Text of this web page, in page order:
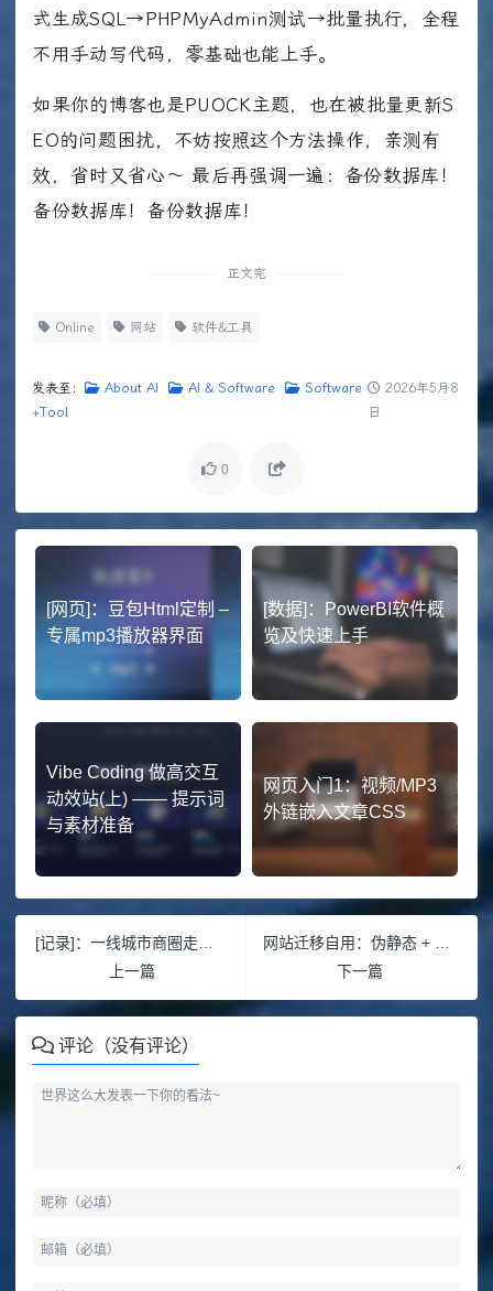
式生成SQL→PHPMyAdmin测试→批量执行，全程
不用手动写代码，零基础也能上手。
如果你的博客也是PUOCK主题，也在被批量更新S
EO的问题困扰，不妨按照这个方法操作，亲测有
效，省时又省心～ 最后再强调一遍：备份数据库！
备份数据库！备份数据库！
正文完
Online 网站 软件&工具
发表至： About AI AI & Software
Software
+Tool
2026年5月8
日
0
[网页]：豆包Html定制 –
专属mp3播放器界面
[数据]：PowerBI软件概
览及快速上手
Vibe Coding 做高交互
动效站(上) —— 提示词
与素材准备
网页入门1：视频/MP3
外链嵌入文章CSS
上一篇
下一篇
评论（没有评论）